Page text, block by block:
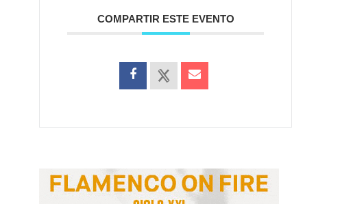
COMPARTIR ESTE EVENTO